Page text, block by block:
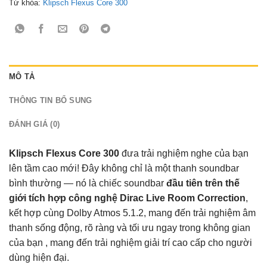
Từ khóa: Klipsch Flexus Core 300
MÔ TẢ
THÔNG TIN BỔ SUNG
ĐÁNH GIÁ (0)
Klipsch Flexus Core 300 đưa trải nghiệm nghe của bạn
lên tầm cao mới! Đây không chỉ là một thanh soundbar
bình thường — nó là chiếc soundbar đầu tiên trên thế
giới tích hợp công nghệ Dirac Live Room Correction,
kết hợp cùng Dolby Atmos 5.1.2, mang đến trải nghiệm âm
thanh sống động, rõ ràng và tối ưu ngay trong không gian
của bạn , mang đến trải nghiệm giải trí cao cấp cho người
dùng hiện đại.